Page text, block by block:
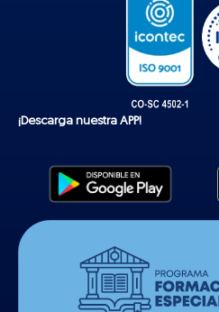
¡Descarga nuestra APP!